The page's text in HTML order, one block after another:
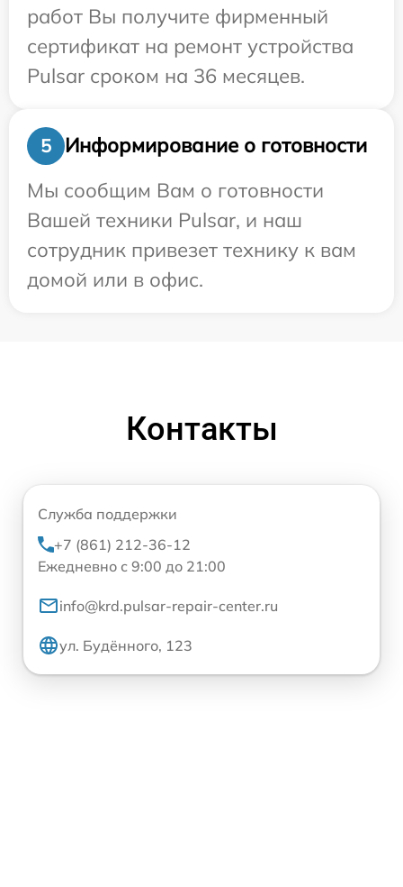
работ Вы получите фирменный
сертификат на ремонт устройства
Pulsar сроком на 36 месяцев.
5
Информирование о готовности
Мы сообщим Вам о готовности
Вашей техники Pulsar, и наш
сотрудник привезет технику к вам
домой или в офис.
Контакты
Служба поддержки
+7 (861) 212-36-12
Ежедневно с 9:00 до 21:00
info@krd.pulsar-repair-center.ru
ул. Будённого, 123